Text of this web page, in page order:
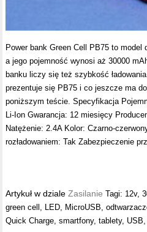
Power bank Green Cell PB75 to model
a jego pojemność wynosi aż 30000
banku liczy się też szybkość
prezentuje się PB75 i co jeszcze ma
poniższym teście. Specyfikacja
Li-Ion Gwarancja: 12 miesięcy
Natężenie: 2.4A Kolor: Czarno-
rozładowaniem: Tak Zabezpieczenie
Artykuł w dzialeZasilanie Tagi: 12v,
green cell
LED MicroUSB ,
Quick Charge ,smartfony,tablety, USB